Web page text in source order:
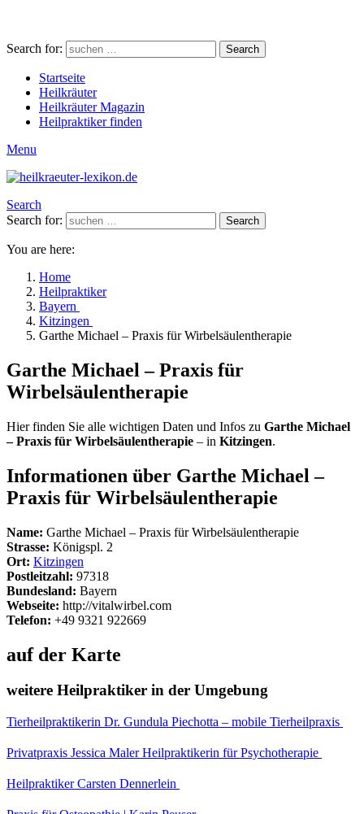
Search for: Search
Startseite
Heilkräuter
Heilkräuter Magazin
Heilpraktiker finden
Menu
Search
Search for:
Search
You are here:
Home
Heilpraktiker
Bayern
Kitzingen
Garthe Michael – Praxis für Wirbelsäulentherapie
Garthe Michael – Praxis für
Wirbelsäulentherapie
Hier finden Sie alle wichtigen Daten und Infos zu Garthe Michael
– Praxis für Wirbelsäulentherapie – in Kitzingen.
Informationen über Garthe Michael –
Praxis für Wirbelsäulentherapie
Name: Garthe Michael – Praxis für Wirbelsäulentherapie
Strasse: Königspl. 2
Ort: Kitzingen
Postleitzahl: 97318
Bundesland: Bayern
Webseite: http://vitalwirbel.com
Telefon: +49 9321 922669
auf der Karte
weitere Heilpraktiker in der Umgebung
Tierheilpraktikerin Dr. Gundula Piechotta – mobile Tierheilpraxis
Privatpraxis Jessica Maler Heilpraktikerin für Psychotherapie
Heilpraktiker Carsten Dennerlein